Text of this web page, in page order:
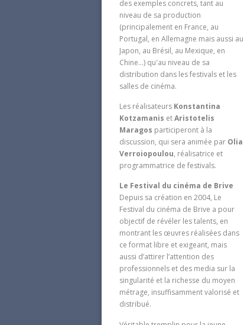
des exemples concrets, tant au
niveau de sa production
(principalement en France, au
Portugal, en Allemagne mais aussi au
Japon, au Brésil, au Mexique, en
Chine...) qu'au niveau de sa
distribution dans les festivals et les
salles de cinéma.
Les réalisateurs Konstantina
Kotzamanis etAristotelis
Maragos participeront à la
discussion, qui sera animée par Olia
Verroiopoulou, réalisatrice et
programmatrice de festivals.
Le Festival du cinéma de Brive
Depuis sa création en 2004, Le
Festival du cinéma de Brive a pour
objectif de révéler les talents, en
montrant les œuvres réalisées dans
ce format libre et exigeant, mais
aussi d’attirer l’attention des
professionnels et des media sur la
singularité et la richesse du moyen
métrage, insuffisamment valorisé et
distribué.